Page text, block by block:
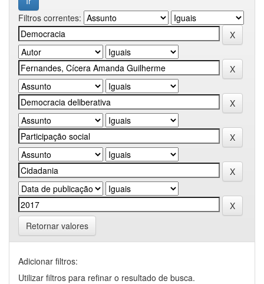
Filtros correntes:
Retornar valores
Adicionar filtros:
Utilizar filtros para refinar o resultado de busca.